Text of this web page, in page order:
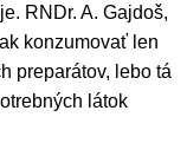
RNDr. A. Gajdoš,
konzumovať len
preparátov, lebo tá
látok